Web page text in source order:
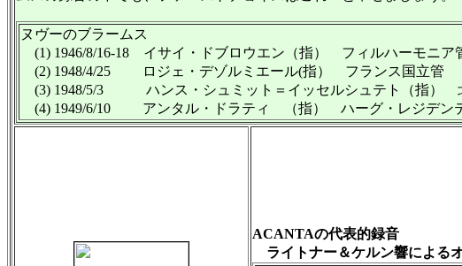
ヌヴーのブラームス
(1) 1946/8/16-18 イサイ・ドブロウエン（指） フィルハーモニ
(2) 1948/4/25 ロジェ・デゾルミエール(指） フランス国立
(3) 1948/5/3 ハンス・シュミット＝イッセルシュテト（指
(4) 1949/6/10 アンタル・ドラティ （指） ハーグ・レジ
ACANTAの代表的録音
ライトナー＆ケルン響による